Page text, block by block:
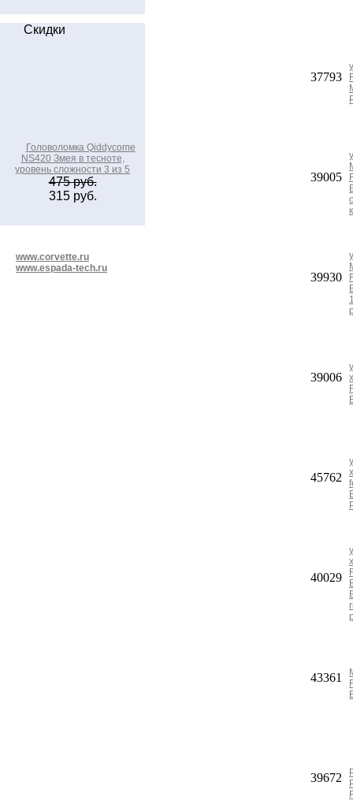
Скидки
Головоломка Qiddycome
NS420 Змея в тесноте,
уровень сложности 3 из 5
475 руб.
315 руб.
www.corvette.ru
www.espada-tech.ru
37793
39005
39930
39006
45762
40029
43361
39672